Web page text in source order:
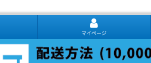
マイページ